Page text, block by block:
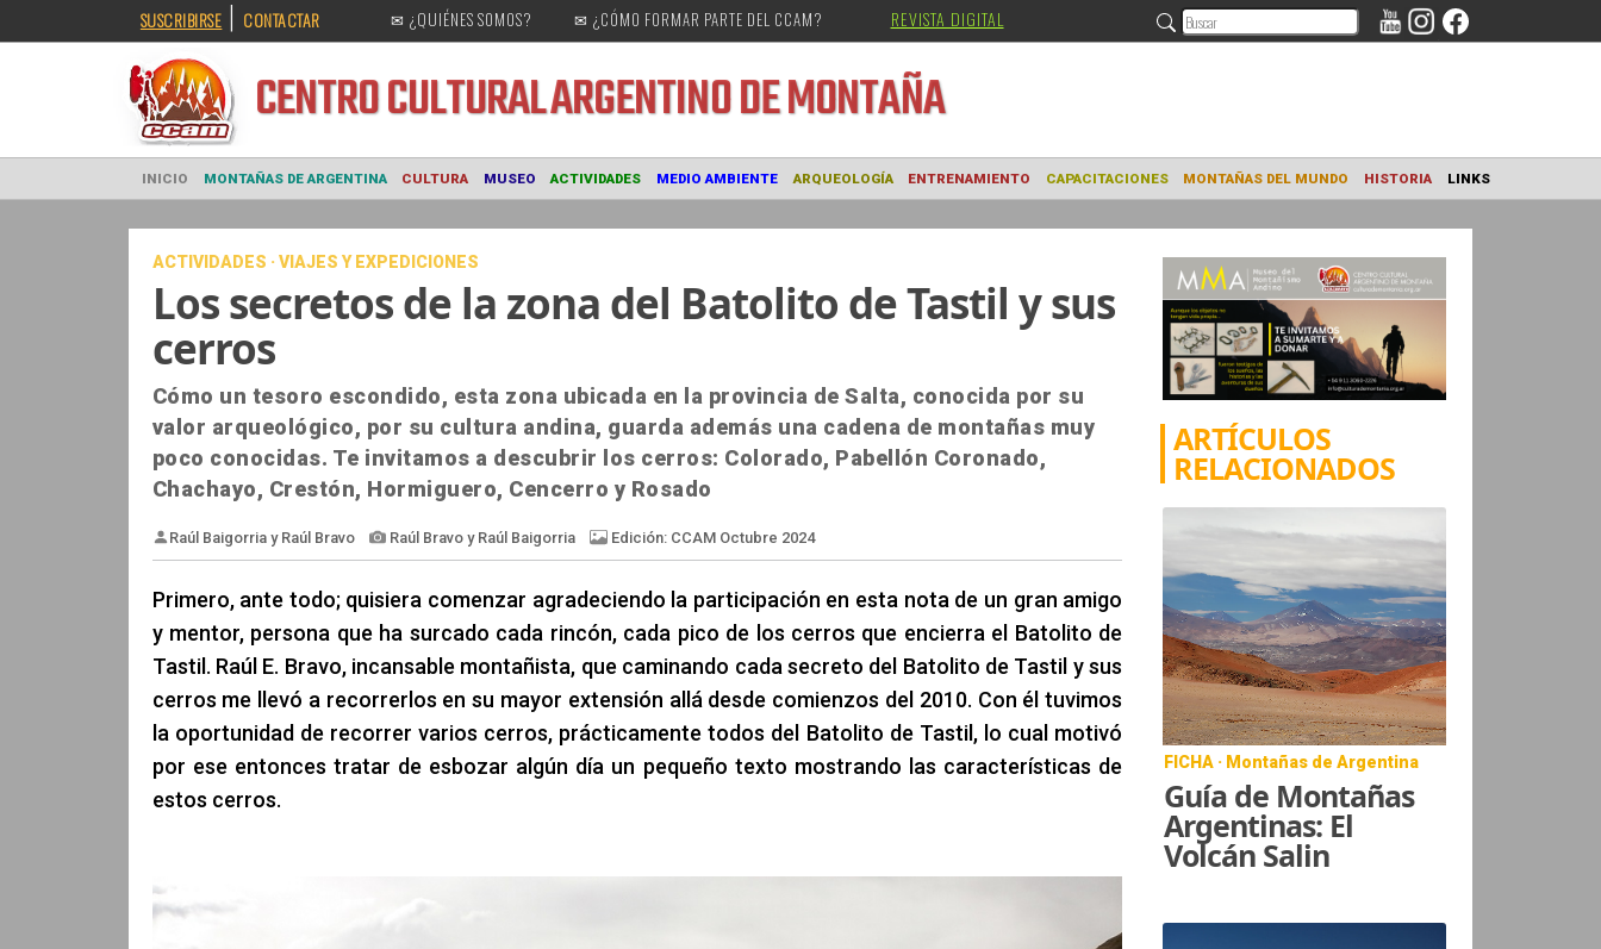
SUSCRIBIRSE | CONTACTAR ✉ ¿QUIÉNES SOMOS? ✉ ¿CÓMO FORMAR PARTE DEL CCAM? REVISTA DIGITAL
CENTRO CULTURALARGENTINO DE MONTAÑA
INICIO MONTAÑAS DE ARGENTINA CULTURA MUSEO ACTIVIDADES MEDIO AMBIENTE ARQUEOLOGÍA ENTRENAMIENTO CAPACITACIONES MONTAÑAS DEL MUNDO HISTORIA
ACTIVIDADES · VIAJES Y EXPEDICIONES
Los secretos de la zona del Batolito de Tastil y sus
cerros
Cómo un tesoro escondido, esta zona ubicada en la provincia de Salta, conocida por su
valor arqueológico, por su cultura andina, guarda además una cadena de montañas muy
poco conocidas. Te invitamos a descubrir los cerros: Colorado, Pabellón Coronado,
Chachayo, Crestón, Hormiguero, Cencerro y Rosado
Raúl Baigorria y Raúl Bravo Raúl Bravo y Raúl Baigorria Edición: CCAM Octubre 2024
Primero, ante todo; quisiera comenzar agradeciendo la participación en esta nota de un gran amigo
y mentor, persona que ha surcado cada rincón, cada pico de los cerros que encierra el Batolito de
Tastil. Raúl E. Bravo, incansable montañista, que caminando cada secreto del Batolito de Tastil y sus
cerros me llevó a recorrerlos en su mayor extensión allá desde comienzos del 2010. Con él tuvimos
la oportunidad de recorrer varios cerros, prácticamente todos del Batolito de Tastil, lo cual motivó
por ese entonces tratar de esbozar algún día un pequeño texto mostrando las características de
estos cerros.
ARTÍCULOS
RELACIONADOS
FICHA · Montañas de Argentina
Guía de Montañas
Argentinas: El
Volcán Salin